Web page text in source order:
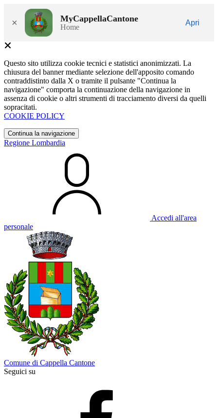
× MyCappellaCantone
Home
Apri
Questo sito utilizza cookie tecnici e statistici anonimizzati. La
chiusura del banner mediante selezione dell'apposito comando
contraddistinto dalla X o tramite il pulsante "Continua la
navigazione" comporta la continuazione della navigazione in
assenza di cookie o altri strumenti di tracciamento diversi da quelli
sopracitati.
COOKIE POLICY
Continua la navigazione
Regione Lombardia
Accedi all'area
personale
Comune di Cappella Cantone
Seguici su